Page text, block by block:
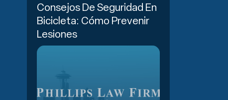
Consejos De Seguridad En
Bicicleta: Cómo Prevenir
Lesiones